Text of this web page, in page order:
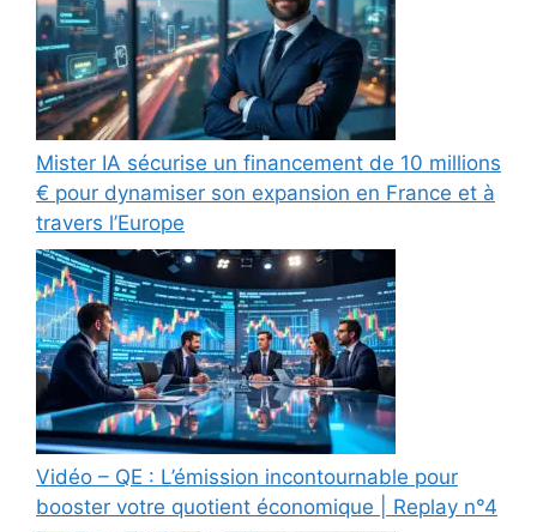
Mister IA sécurise un financement de 10 millions
€ pour dynamiser son expansion en France et à
travers l’Europe
Vidéo – QE : L’émission incontournable pour
booster votre quotient économique | Replay n°4